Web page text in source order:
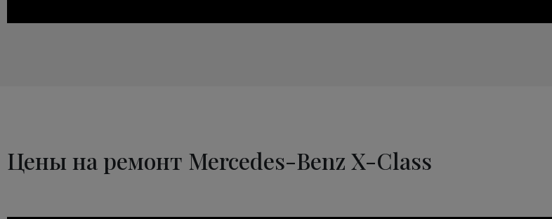
Цены на ремонт Mercedes-Benz X-Class